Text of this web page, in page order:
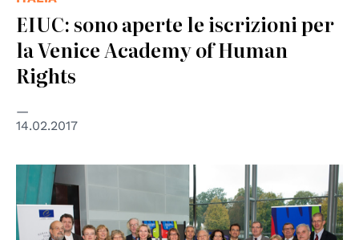
EIUC: sono aperte le iscrizioni per
la Venice Academy of Human
Rights
14.02.2017
© Council of Europe